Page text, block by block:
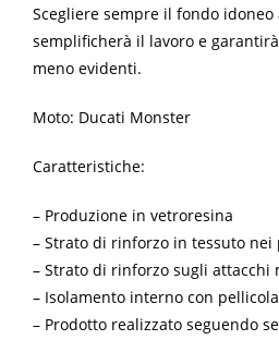
Scegliere sempre il fondo
semplificherà il lavoro e
meno evidenti.
Moto: Ducati Monster
Caratteristiche:
– Produzione in vetroresina
– Strato di rinforzo in tessuto
– Strato di rinforzo sugli
– Isolamento interno con
– Prodotto realizzato seguendo